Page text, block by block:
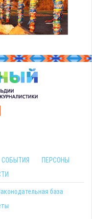
СОБЫТИЯ
ПЕРСОНЫ
база